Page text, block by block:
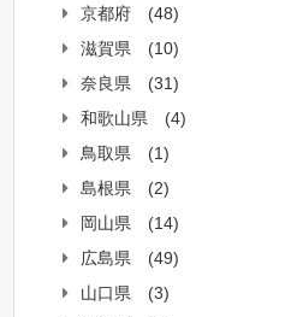
京都府
(48)
滋賀県
(10)
奈良県
(31)
和歌山県
(4)
鳥取県
(1)
島根県
(2)
岡山県
(14)
広島県
(49)
山口県
(3)